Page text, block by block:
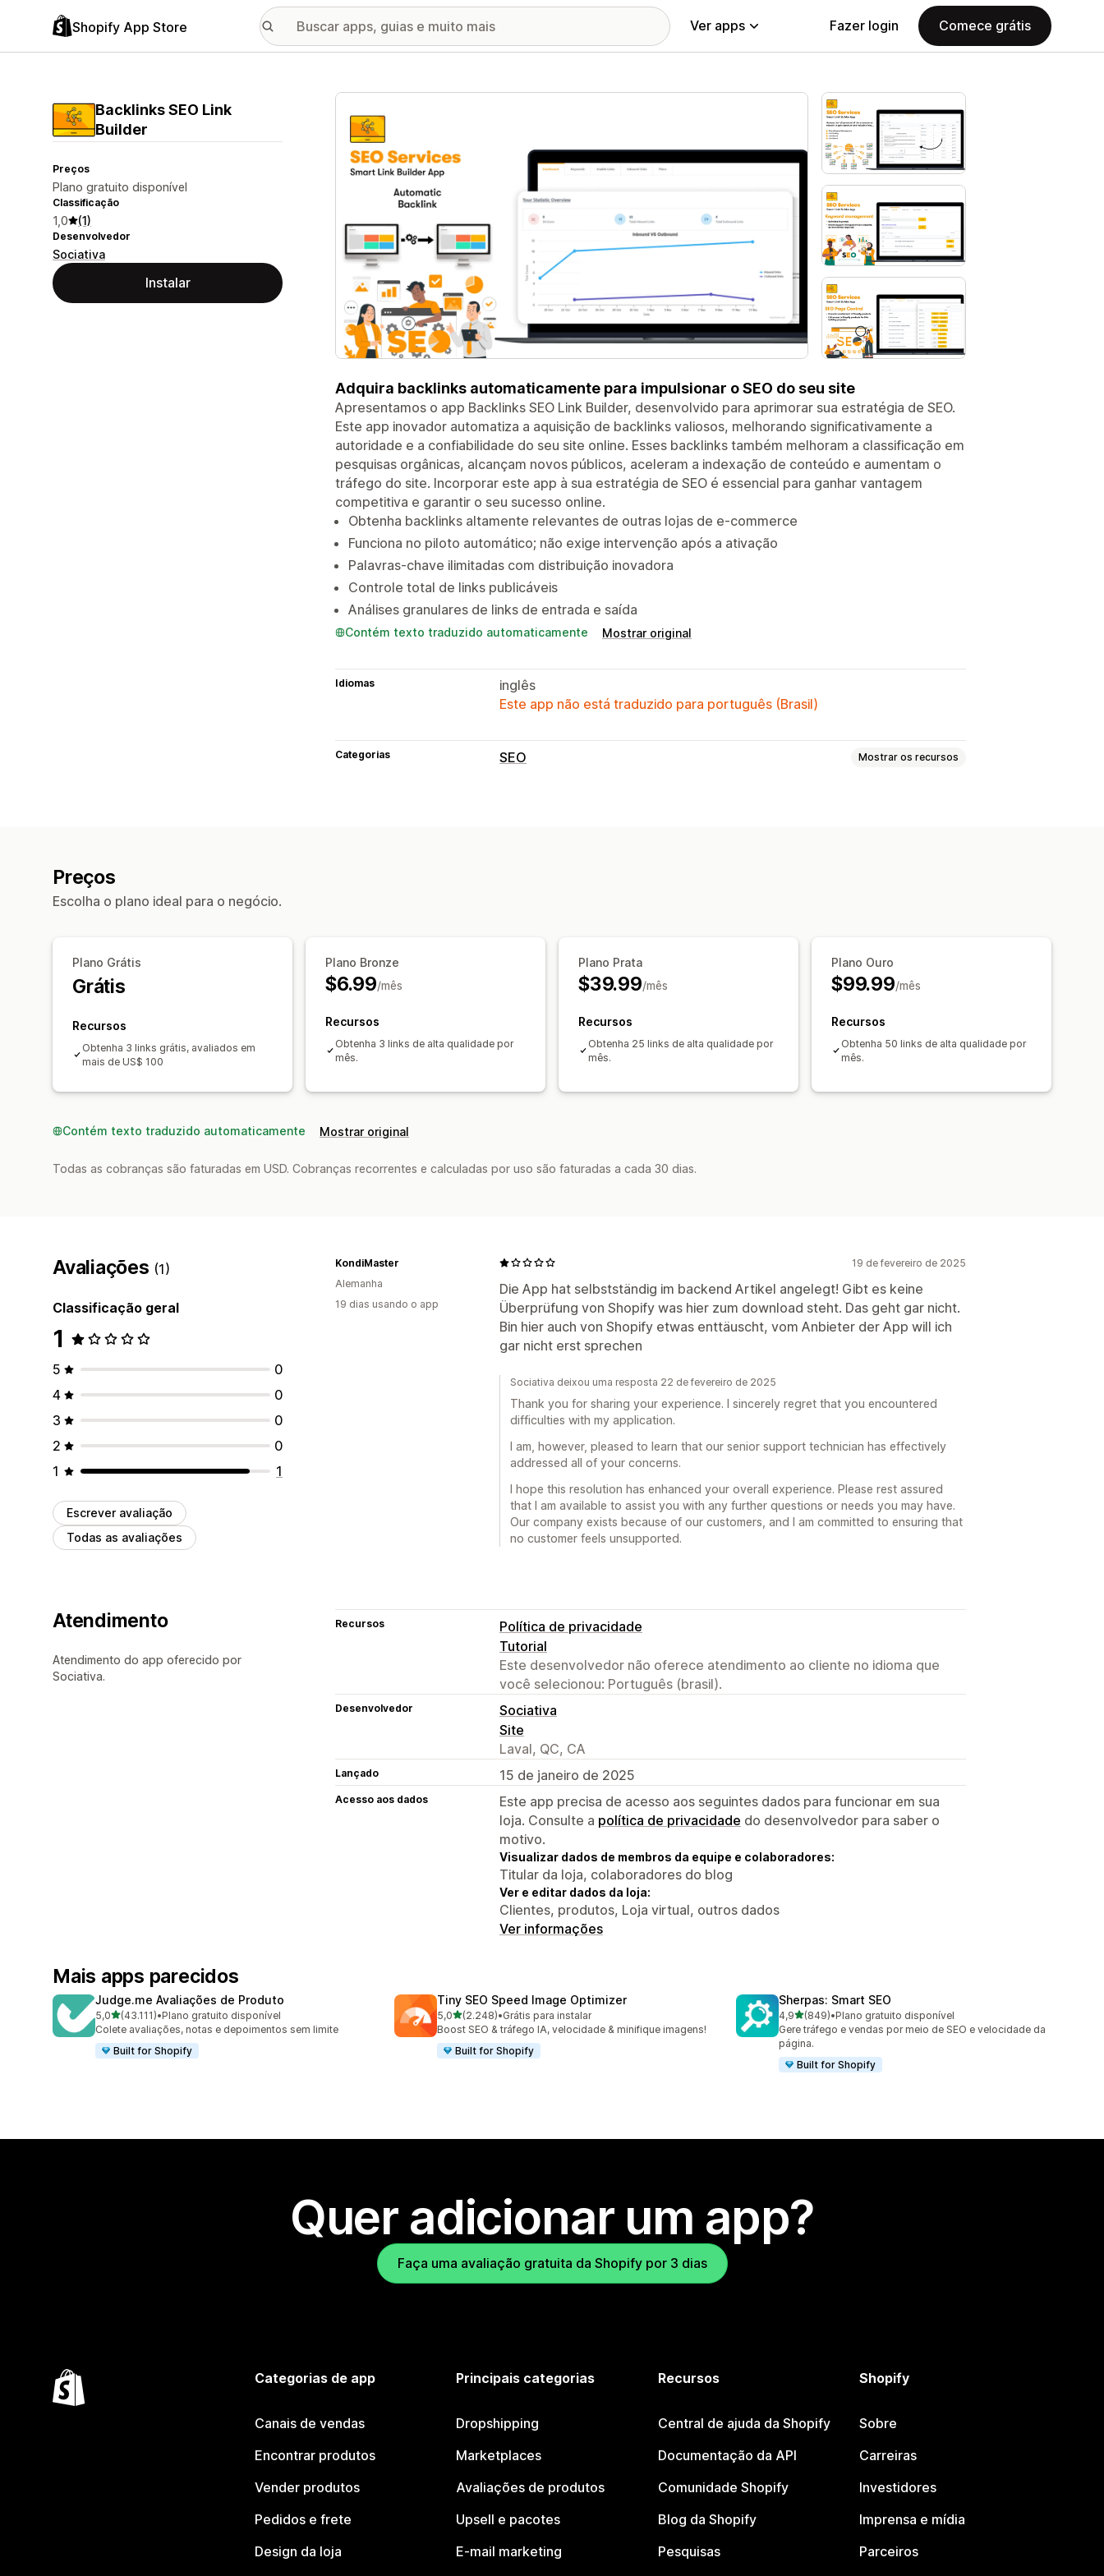
Shopify App Store Ver apps Fazer login Comece grátis
Backlinks SEO Link
Builder
Preços
Plano gratuito disponível
Classificação
1,0 (1)
Desenvolvedor
Sociativa
Instalar
Galeria de imagens em destaque
Adquira backlinks automaticamente para impulsionar o SEO do seu site
Apresentamos o app Backlinks SEO Link Builder, desenvolvido para aprimorar sua estratégia de SEO.
Este app inovador automatiza a aquisição de backlinks valiosos, melhorando significativamente a
autoridade e a confiabilidade do seu site online. Esses backlinks também melhoram a classificação em
pesquisas orgânicas, alcançam novos públicos, aceleram a indexação de conteúdo e aumentam o
tráfego do site. Incorporar este app à sua estratégia de SEO é essencial para ganhar vantagem
competitiva e garantir o seu sucesso online.
Obtenha backlinks altamente relevantes de outras lojas de e-commerce
Funciona no piloto automático; não exige intervenção após a ativação
Palavras-chave ilimitadas com distribuição inovadora
Controle total de links publicáveis
Análises granulares de links de entrada e saída
Contém texto traduzido automaticamente Mostrar original
Idiomas
inglês
Este app não está traduzido para português (Brasil)
Categorias SEO Mostrar os recursos
Preços
Escolha o plano ideal para o negócio.
Plano Grátis
Grátis
Recursos
Obtenha 3 links grátis, avaliados em
mais de US$ 100
Plano Bronze
$6.99/mês
Recursos
Obtenha 3 links de alta qualidade por
mês.
Plano Prata
$39.99/mês
Recursos
Obtenha 25 links de alta qualidade por
mês.
Plano Ouro
$99.99/mês
Recursos
Obtenha 50 links de alta qualidade por
mês.
Contém texto traduzido automaticamente Mostrar original
Todas as cobranças são faturadas em USD. Cobranças recorrentes e calculadas por uso são faturadas a cada 30 dias.
Avaliações (1)
Classificação geral
1
5
0
4
0
3
0
2
0
1
1
Escrever avaliação
Todas as avaliações
19 de fevereiro de 2025
Die App hat selbstständig im backend Artikel angelegt! Gibt es keine
Überprüfung von Shopify was hier zum download steht. Das geht gar nicht.
Bin hier auch von Shopify etwas enttäuscht, vom Anbieter der App will ich
gar nicht erst sprechen
KondiMaster
Alemanha
19 dias usando o app
Sociativa deixou uma resposta 22 de fevereiro de 2025
Thank you for sharing your experience. I sincerely regret that you encountered
difficulties with my application.
I am, however, pleased to learn that our senior support technician has effectively
addressed all of your concerns.
I hope this resolution has enhanced your overall experience. Please rest assured
that I am available to assist you with any further questions or needs you may have.
Our company exists because of our customers, and I am committed to ensuring that
no customer feels unsupported.
Atendimento
Atendimento do app oferecido por
Sociativa.
Recursos
Política de privacidade
Tutorial
Este desenvolvedor não oferece atendimento ao cliente no idioma que
você selecionou: Português (brasil).
Desenvolvedor
Sociativa
Site
Laval, QC, CA
Lançado 15 de janeiro de 2025
Acesso aos dados
Este app precisa de acesso aos seguintes dados para funcionar em sua
loja. Consulte a política de privacidade do desenvolvedor para saber o
motivo.
Visualizar dados de membros da equipe e colaboradores:
Titular da loja, colaboradores do blog
Ver e editar dados da loja:
Clientes, produtos, Loja virtual, outros dados
Ver informações
Mais apps parecidos
Judge.me Avaliações de Produto
5,0de 5 estrelas
(43.111)
43111 avaliações ao todo
•Plano gratuito disponível
Colete avaliações, notas e depoimentos sem limite
Built for Shopify
Tiny SEO Speed Image Optimizer
5,0de 5 estrelas
(2.248)
2248 avaliações ao todo
•Grátis para instalar
Boost SEO & tráfego IA, velocidade & minifique imagens!
Built for Shopify
Sherpas: Smart SEO
4,9de 5 estrelas
(849)
849 avaliações ao todo
•Plano gratuito disponível
Gere tráfego e vendas por meio de SEO e velocidade da
página.
Built for Shopify
Quer adicionar um app?
Faça uma avaliação gratuita da Shopify por 3 dias
Categorias de app
Canais de vendas
Encontrar produtos
Vender produtos
Pedidos e frete
Design da loja
Principais categorias
Dropshipping
Marketplaces
Avaliações de produtos
Upsell e pacotes
E-mail marketing
Recursos
Central de ajuda da Shopify
Documentação da API
Comunidade Shopify
Blog da Shopify
Pesquisas
Shopify
Sobre
Carreiras
Investidores
Imprensa e mídia
Parceiros